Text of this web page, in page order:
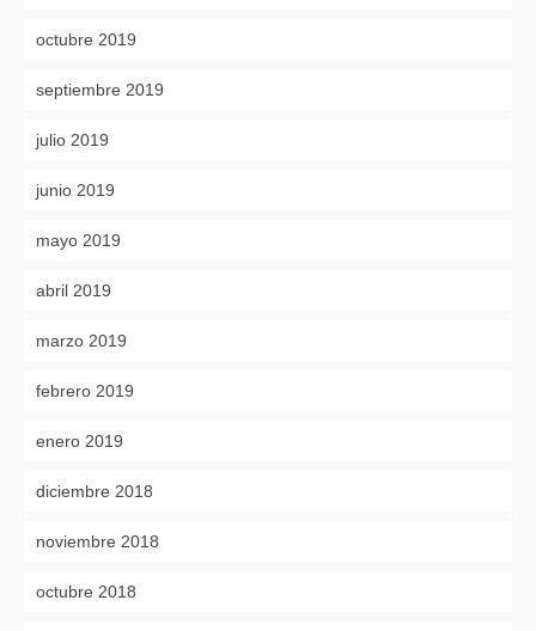
octubre 2019
septiembre 2019
julio 2019
junio 2019
mayo 2019
abril 2019
marzo 2019
febrero 2019
enero 2019
diciembre 2018
noviembre 2018
octubre 2018